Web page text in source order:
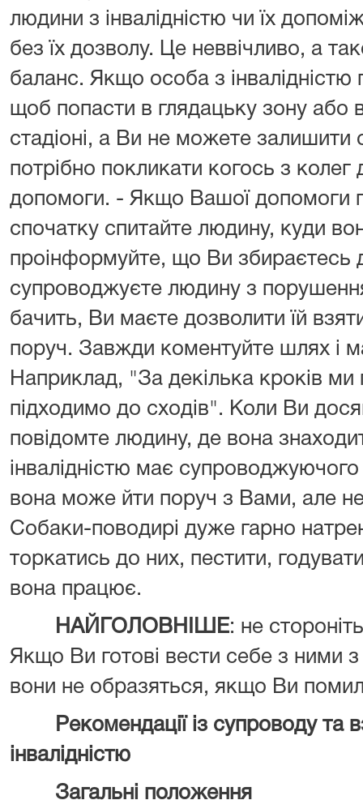
людини з інвалідністю чи їх
без їх дозволу. Це неввічливо, а
баланс. Якщо особа з
щоб попасти в глядацьку зону або
стадіоні, а Ви не можете
потрібно покликати когось з колег
допомоги. - Якщо Вашої допомоги
спочатку спитайте людину, куди
проінформуйте, що Ви збираєтесь
супроводжуєте людину з
бачить, Ви маєте дозволити їй
поруч. Завжди коментуйте шлях і
Наприклад, "За декілька кроків
підходимо до сходів". Коли Ви
повідомте людину, де вона
інвалідністю має
вона може йти поруч з Вами, але
Собаки-поводирі дуже гарно
торкатись до них, пестити,
вона працює.
НАЙГОЛОВНІШЕ: не
Якщо Ви готові вести себе з ними
вони не образяться, якщо Ви
Рекомендації із супроводу та
інвалідністю
Загальні положення